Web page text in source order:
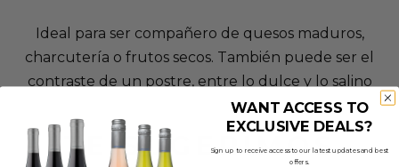
Ideal para ser compañero de quesos maduros,
charcutería o frutos secos. También puede ser el
contraste de un postre, entre lo dulce y lo salino
TE SUGERIMOS
WANT ACCESS TO
EXCLUSIVE DEALS?
Sign up to receive access to our latest updates and best
offers.